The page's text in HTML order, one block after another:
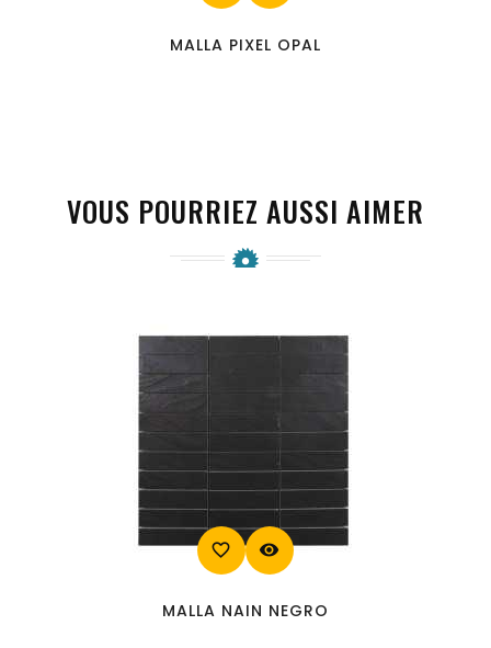
MALLA PIXEL OPAL
VOUS POURRIEZ AUSSI AIMER
favorite_border visibility
MALLA NAIN NEGRO